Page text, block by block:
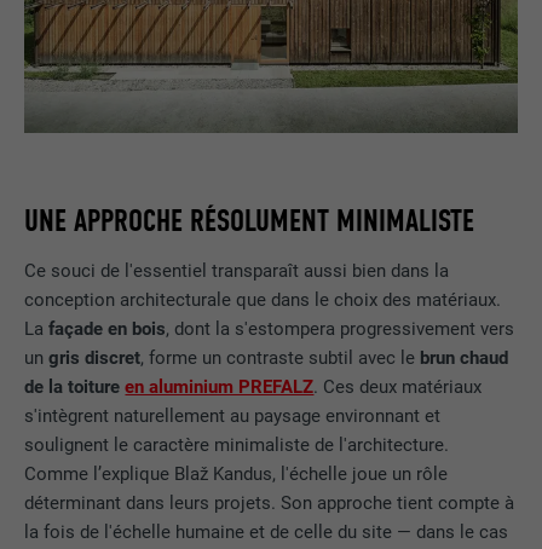
UNE APPROCHE RÉSOLUMENT MINIMALISTE
Ce souci de l'essentiel transparaît aussi bien dans la
conception architecturale que dans le choix des matériaux.
Lafaçade en bois, dont la s'estompera progressivement vers
ungris discret, forme un contraste subtil avec le brun chaud
de la toitureen aluminium PREFALZ. Ces deux matériaux
s'intègrent naturellement au paysage environnant et
soulignent le caractère minimaliste de l'architecture.
Comme l’explique Blaž Kandus, l'échelle joue un rôle
déterminant dans leurs projets. Son approche tient compte à
la fois de l'échelle humaine et de celle du site — dans le cas